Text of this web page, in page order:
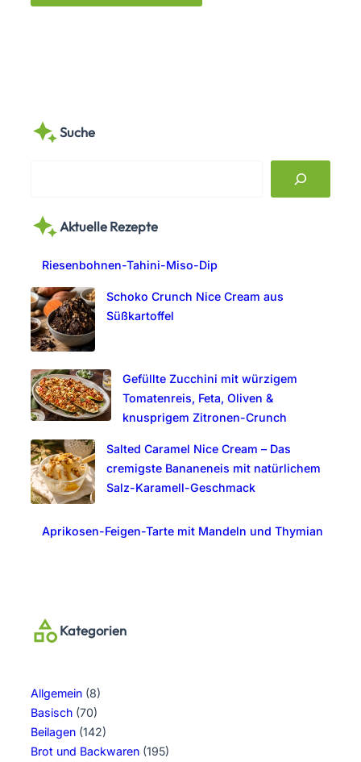
Suche
r
Aktuelle Rezepte
Riesenbohnen-Tahini-Miso-Dip
Schoko Crunch Nice Cream aus
Süßkartoffel
Gefüllte Zucchini mit würzigem
Tomatenreis, Feta, Oliven &
knusprigem Zitronen-Crunch
Salted Caramel Nice Cream – Das
cremigste Bananeneis mit natürlichem
Salz-Karamell-Geschmack
Aprikosen-Feigen-Tarte mit Mandeln und Thymian
Kategorien
Allgemein (8)
Basisch (70)
Beilagen (142)
Brot und Backwaren (195)